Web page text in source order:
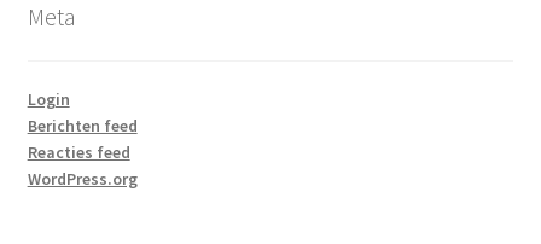
Meta
Login
Berichten feed
Reacties feed
WordPress.org